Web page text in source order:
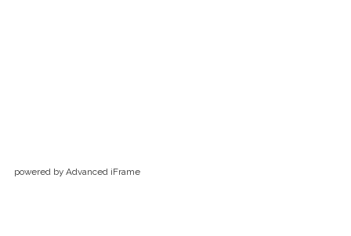
powered by Advanced iFrame